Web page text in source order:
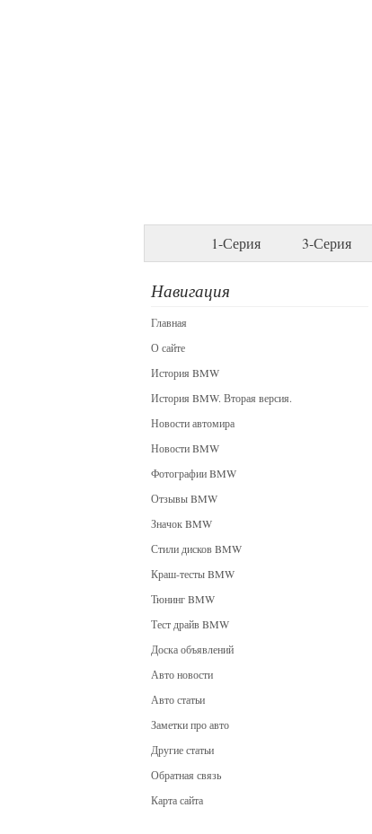
1-Серия 3-Серия
Навигация
Главная
О сайте
История BMW
История BMW. Вторая версия.
Новости автомира
Новости BMW
Фотографии BMW
Отзывы BMW
Значок BMW
Стили дисков BMW
Краш-тесты BMW
Тюнинг BMW
Тест драйв BMW
Доска объявлений
Авто новости
Авто статьи
Заметки про авто
Другие статьи
Обратная связь
Карта сайта